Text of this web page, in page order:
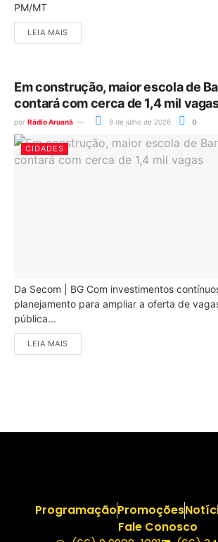
PM/MT
LEIA MAIS
Em construção, maior escola de
contará com cerca de 1,4 mil
por Rádio Aruanã 8 de julho de 2026 0
CIDADES
Da Secom | BG Com investimentos
planejamento para ampliar a oferta de
pública...
LEIA MAIS
ProgramaçãoPromoções
Fale Conosco